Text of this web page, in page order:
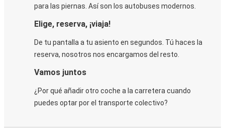
para las piernas. Así son los autobuses modernos.
Elige, reserva, ¡viaja!
De tu pantalla a tu asiento en segundos. Tú haces la
reserva, nosotros nos encargamos del resto.
Vamos juntos
¿Por qué añadir otro coche a la carretera cuando
puedes optar por el transporte colectivo?